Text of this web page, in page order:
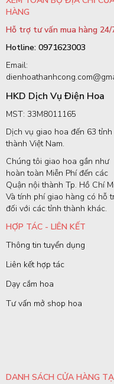
HÀNG
Hỗ trợ tư vấn mua hàng 24/
Hotline: 0971623003
Email:
HKD Dịch Vụ Điện Hoa
MST: 33M8011165
Dịch vụ giao hoa đến 63 tỉnh
thành Việt Nam.
Chúng tôi giao hoa gần như
hoàn toàn Miễn Phí đến các
Quận nội thành Tp. Hồ Chí
Và tính phí giao hàng có hỗ
đối với các tỉnh thành khác.
HỢP TÁC - LIÊN KẾT
Thông tin tuyển dụng
Liên kết hợp tác
Dạy cắm hoa
Tư vấn mở shop hoa
DANH SÁCH CỬA HÀNG